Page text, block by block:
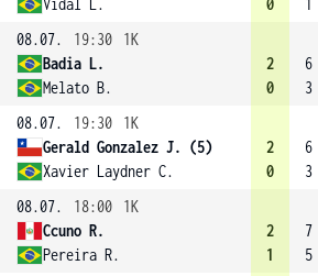
Vidal L.
0
1
08.07.
19:30
1K
Badia L.
Melato B.
2
0
6
3
08.07.
19:30
1K
Gerald Gonzalez J. (5)
Xavier Laydner C.
2
0
6
3
08.07.
18:00
1K
Ccuno R.
Pereira R.
2
1
7
5